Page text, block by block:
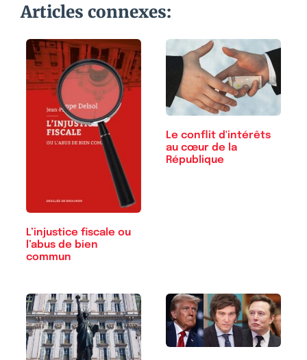
Articles connexes:
L’injustice fiscale ou
l’abus de bien
commun
Le conflit d'intérêts
au cœur de la
République